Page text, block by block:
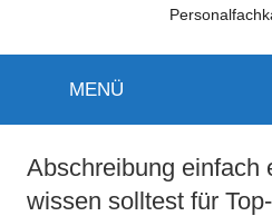
MENÜ
Abschreibung einfach
wissen solltest für